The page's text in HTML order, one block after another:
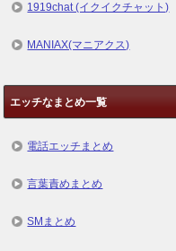
1919chat (イクイクチャット)
MANIAX(マニアクス)
エッチなまとめ一覧
電話エッチまとめ
言葉責めまとめ
SMまとめ